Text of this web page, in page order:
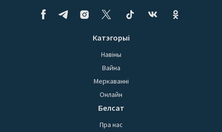
Катэгорыі
Навіны
Вайна
Меркаванні
Онлайн
Белсат
Пра нас